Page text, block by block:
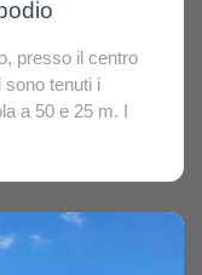
presso il centro
sono tenuti i
a 50 e 25 m. I